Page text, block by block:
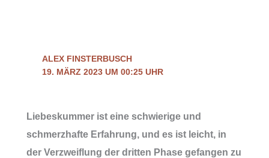
ALEX FINSTERBUSCH
19. MÄRZ 2023 UM 00:25 UHR
Liebeskummer ist eine schwierige und
schmerzhafte Erfahrung, und es ist leicht, in
der Verzweiflung der dritten Phase gefangen zu